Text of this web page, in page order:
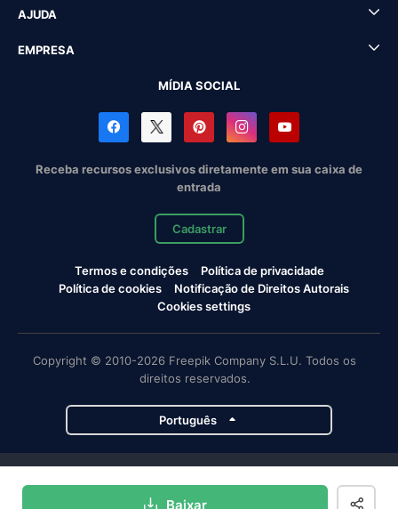
Baixar
AJUDA
EMPRESA
MÍDIA SOCIAL
Receba recursos exclusivos diretamente em sua caixa de
entrada
Cadastrar
Termos e condições
Política de privacidade
Política de cookies
Notificação de Direitos Autorais
Cookies settings
Copyright © 2010-2026 Freepik Company S.L.U. Todos os
direitos reservados.
Português